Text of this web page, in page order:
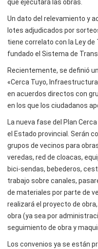
que ejecutará las obras.
Un dato del relevamiento y
lotes adjudicados por
tiene correlato con la Ley
fundado el Sistema de
Recientemente, se definió
«Cerca Tuyo,
en acuerdos directos con
en los que los ciudadanos
La nueva fase del Plan
el Estado provincial. Serán
grupos de vecinos para
veredas, red de cloacas,
bici-sendas, bebederos,
trabajo sobre canales,
de materiales por parte de
realizará el proyecto de
obra (ya sea por
seguimiento de obra y
Los convenios ya se están